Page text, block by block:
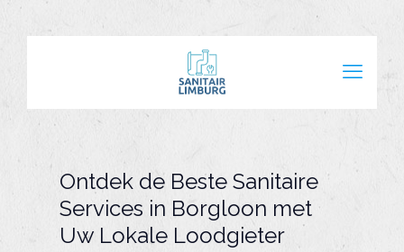
Ontdek de Beste Sanitaire
Services in Borgloon met
Uw Lokale Loodgieter